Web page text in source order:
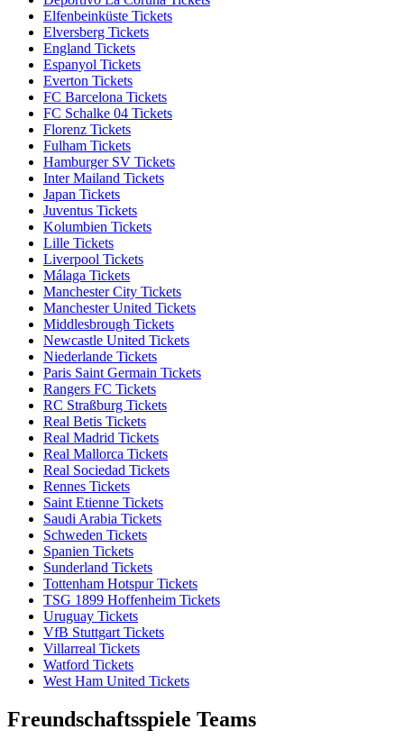
Elfenbeinküste Tickets
Elversberg Tickets
England Tickets
Espanyol Tickets
Everton Tickets
FC Barcelona Tickets
FC Schalke 04 Tickets
Florenz Tickets
Fulham Tickets
Hamburger SV Tickets
Inter Mailand Tickets
Japan Tickets
Juventus Tickets
Kolumbien Tickets
Lille Tickets
Liverpool Tickets
Málaga Tickets
Manchester City Tickets
Manchester United Tickets
Middlesbrough Tickets
Newcastle United Tickets
Niederlande Tickets
Paris Saint Germain Tickets
Rangers FC Tickets
RC Straßburg Tickets
Real Betis Tickets
Real Madrid Tickets
Real Mallorca Tickets
Real Sociedad Tickets
Rennes Tickets
Saint Etienne Tickets
Saudi Arabia Tickets
Schweden Tickets
Spanien Tickets
Sunderland Tickets
Tottenham Hotspur Tickets
TSG 1899 Hoffenheim Tickets
Uruguay Tickets
VfB Stuttgart Tickets
Villarreal Tickets
Watford Tickets
West Ham United Tickets
Freundschaftsspiele Teams